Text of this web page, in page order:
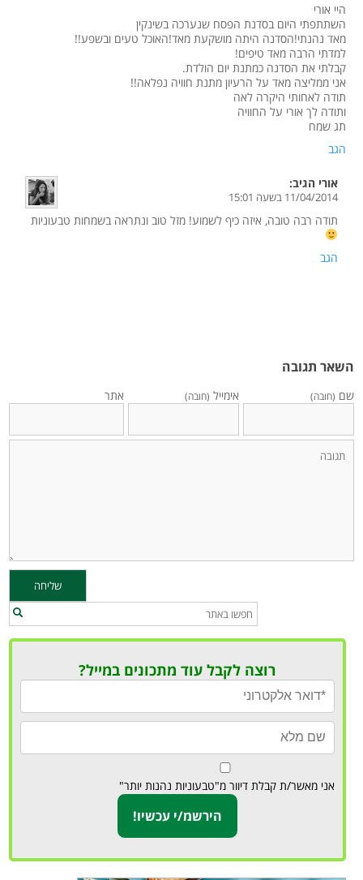
היי אורי
השתתפתי היום בסדנת הפסח שנערכה בשינקין
מאד נהנתי!הסדנה היתה מושקעת מאד!האוכל טעים ובשפע!!
למדתי הרבה מאד טיפים!
קבלתי את הסדנה כמתנת יום הולדת.
אני ממליצה מאד על הרעיון מתנת חוויה נפלאה!!
תודה לאחותי היקרה לאה
ותודה לך אורי על החוויה
תג שמח
הגב
אורי הגיב:
11/04/2014 בשעה 15:01
תודה רבה טובה, איזה כיף לשמוע! מזל טוב ונתראה בשמחות טבעוניות
הגב
השאר תגובה
שם (חובה) אימייל (חובה) אתר
רוצה לקבל עוד מתכונים במייל?
אני מאשר/ת קבלת דיוור מ"טבעוניות נהנות יותר"